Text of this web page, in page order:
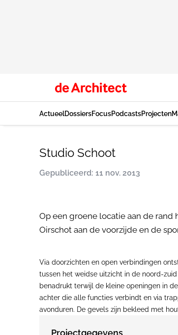
ActueelDossiersFocusPodcastsProjecten
Studio Schoot
Gepubliceerd: 11 nov. 2013
Op een groene locatie aan de
Oirschot aan de voorzijde en de
Via doorzichten en open verbindingen
tussen het weidse uitzicht in de noord-
benadrukt terwijl de kleine openingen in
achter die alle functies verbindt en via
avonduren. De gevels zijn bekleed met
Projectgegevens